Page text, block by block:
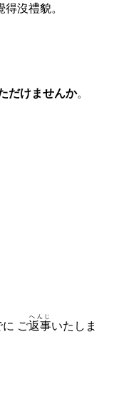
沒禮貌。
だけませんか。
に ご返事
へんじ
いたしま